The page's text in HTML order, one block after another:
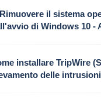
il sistema
di Windows 10 -
installare TripWire
delle